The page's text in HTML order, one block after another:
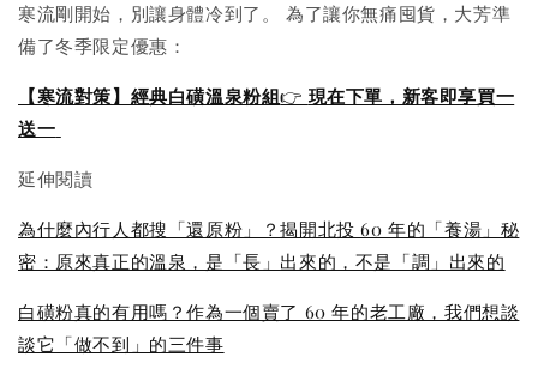
寒流剛開始，別讓身體冷到了。 為了讓你無痛囤貨，大芳準
備了冬季限定優惠：
【寒流對策】經典白磺溫泉粉組👉 現在下單，新客即享買一
送一
延伸閱讀
為什麼內行人都搜「還原粉」？揭開北投 60 年的「養湯」秘
密：原來真正的溫泉，是「長」出來的，不是「調」出來的
白磺粉真的有用嗎？作為一個賣了 60 年的老工廠，我們想談
談它「做不到」的三件事